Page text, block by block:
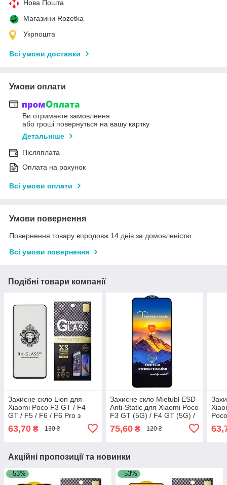
Нова Пошта
Магазини Rozetka
Укрпошта
Всі умови доставки
Умови оплати
Ви отримаєте замовлення
або гроші повернуться на вашу картку
Детальніше
Післяплата
Оплата на рахунок
Всі умови оплати
Умови повернення
Повернення товару впродовж 14 днів за домовленістю
Всі умови повернення
Подібні товари компанії
Захисне скло Lion для
Xiaomi Poco F3 GT / F4
GT / F5 / F6 / F6 Pro з
63,70 ₴ 130 ₴
Захисне скло Mietubl ESD
Anti-Static для Xiaomi Poco
F3 GT (5G) / F4 GT (5G) /
F5 / F6 / F6 Pro з чорною
рамкою
75,60₴ 120 ₴
Акційні пропозиції та новинки
–53% –53%